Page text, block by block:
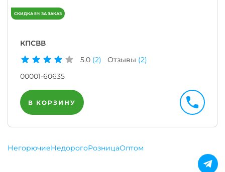
КПСВВ
5.0 (2) Отзывы (2)
00001-60635
В КОРЗИНУ
НегорючиеНедорогоРозницаОптом